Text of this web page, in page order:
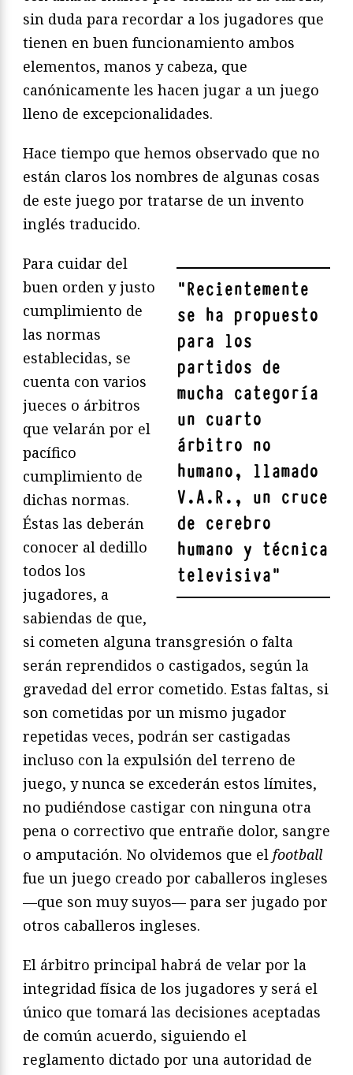
sin duda para recordar a los jugadores que
tienen en buen funcionamiento ambos
elementos, manos y cabeza, que
canónicamente les hacen jugar a un juego
lleno de excepcionalidades.
Hace tiempo que hemos observado que no
están claros los nombres de algunas cosas
de este juego por tratarse de un invento
inglés traducido.
"Recientemente
se ha propuesto
para los
partidos de
mucha categoría
un cuarto
árbitro no
humano, llamado
V.A.R., un cruce
de cerebro
humano y técnica
televisiva"
Para cuidar del
buen orden y justo
cumplimiento de
las normas
establecidas, se
cuenta con varios
jueces o árbitros
que velarán por el
pacífico
cumplimiento de
dichas normas.
Éstas las deberán
conocer al dedillo
todos los
jugadores, a
sabiendas de que,
si cometen alguna transgresión o falta
serán reprendidos o castigados, según la
gravedad del error cometido. Estas faltas, si
son cometidas por un mismo jugador
repetidas veces, podrán ser castigadas
incluso con la expulsión del terreno de
juego, y nunca se excederán estos límites,
no pudiéndose castigar con ninguna otra
pena o correctivo que entrañe dolor, sangre
o amputación. No olvidemos que el football
fue un juego creado por caballeros ingleses
—que son muy suyos— para ser jugado por
otros caballeros ingleses.
El árbitro principal habrá de velar por la
integridad física de los jugadores y será el
único que tomará las decisiones aceptadas
de común acuerdo, siguiendo el
reglamento dictado por una autoridad de